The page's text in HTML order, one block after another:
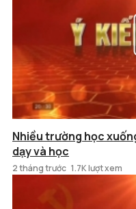
Nhiều trường học
dạy và học
2 tháng trước 1.7K lượt xem